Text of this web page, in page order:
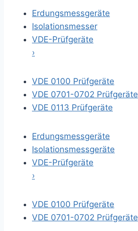
Erdungsmessgeräte
Isolationsmesser
VDE-Prüfgeräte
›
VDE 0100 Prüfgeräte
VDE 0701-0702 Prüfgeräte
VDE 0113 Prüfgeräte
Erdungsmessgeräte
Isolationsmessgeräte
VDE-Prüfgeräte
›
VDE 0100 Prüfgeräte
VDE 0701-0702 Prüfgeräte